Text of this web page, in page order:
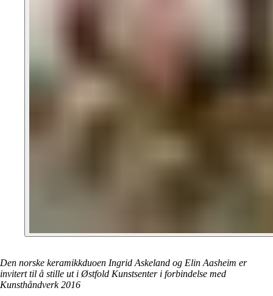
Den norske keramikkduoen Ingrid Askeland og Elin Aasheim er
invitert til å stille ut i Østfold Kunstsenter i forbindelse med
Kunsthåndverk 2016